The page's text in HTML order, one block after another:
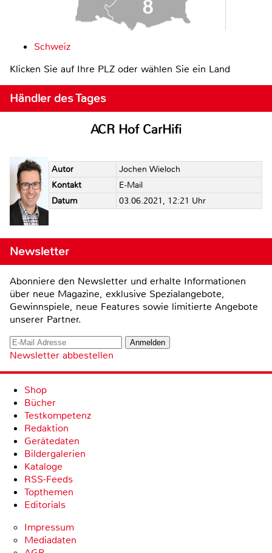
Schweiz
Klicken Sie auf Ihre PLZ oder wählen Sie ein Land
Händler des Tages
ACR Hof CarHifi
Autor
Jochen Wieloch
Kontakt
E-Mail
Datum
03.06.2021, 12:21 Uhr
Newsletter
Abonniere den Newsletter und erhalte Informationen
über neue Magazine, exklusive Spezialangebote,
Gewinnspiele, neue Features sowie limitierte Angebote
unserer Partner.
Newsletter abbestellen
Shop
Bücher
Testkompetenz
Redaktion
Gerätedaten
Bildergalerien
Kataloge
RSS-Feeds
Topthemen
Editorials
Impressum
Mediadaten